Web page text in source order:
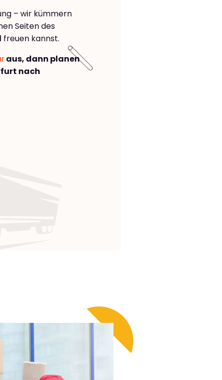
– wir kümmern
Seiten des
freuen kannst.
aus, dann planen
nach